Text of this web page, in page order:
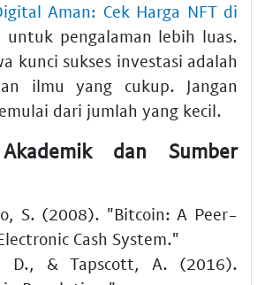
Aman: Cek Harga NFT di
untuk pengalaman lebih luas.
kunci sukses investasi adalah
ilmu yang cukup. Jangan
dari jumlah yang kecil.
dan Sumber
S. (2008). "Bitcoin: A Peer-
Cash System."
D., & Tapscott, A. (2016).